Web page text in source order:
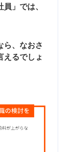
」では、
ら、なおさ
えるでしょ